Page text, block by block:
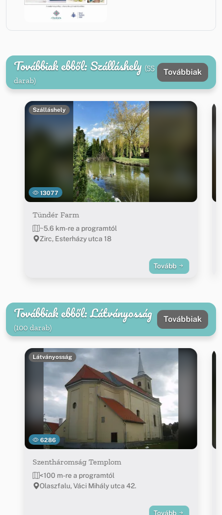
Továbbiak ebből: Szálláshely (55
darab)
Továbbiak
13077
Szálláshely
Tündér Farm
~5.6 km-re a programtól
Zirc, Esterházy utca 18
Tovább
Továbbiak ebből: Látványosság
(100 darab)
Továbbiak
6286
Látványosság
Szentháromság Templom
<100 m-re a programtól
Olaszfalu, Váci Mihály utca 42.
Tovább